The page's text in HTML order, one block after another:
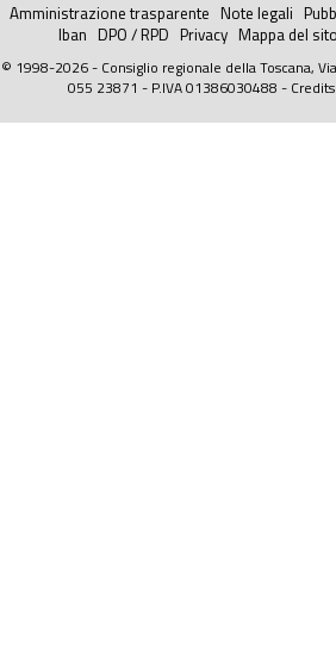
Amministrazione trasparente Note legali
Iban DPO / RPD Privacy Mappa del sito
© 1998-2026 - Consiglio regionale della Toscana,
055 23871 - P.IVA 01386030488 - Credits